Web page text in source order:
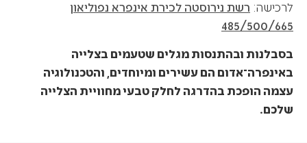
לרכישה: רשת נירוסטה לכירת אינפרא נפוליאון
485/500/665
בסבלנות ובהתנסות מגלים שטעמים בצלייה
באינפרה־אדום הם עשירים ומיוחדים, והטכנולוגיה
עצמה הופכת בהדרגה לחלק טבעי מחוויית הצלייה
שלכם.